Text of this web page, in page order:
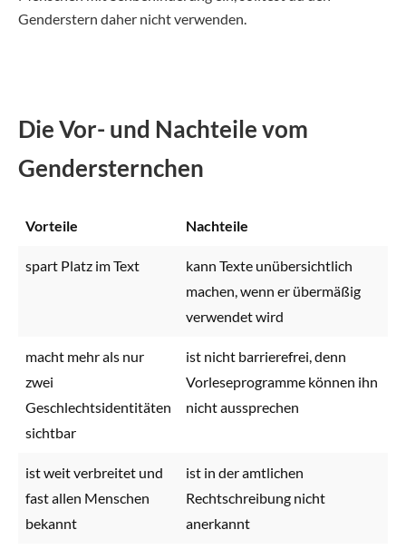
Genderstern daher nicht verwenden.
Die Vor- und Nachteile vom
Gendersternchen
Vorteile Nachteile
spart Platz im Text
kann Texte unübersichtlich
machen, wenn er übermäßig
verwendet wird
macht mehr als nur
zwei
Geschlechtsidentitäten
sichtbar
ist nicht barrierefrei, denn
Vorleseprogramme können ihn
nicht aussprechen
ist weit verbreitet und
fast allen Menschen
bekannt
ist in der amtlichen
Rechtschreibung nicht
anerkannt